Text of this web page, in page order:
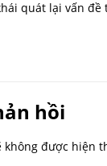
quát lại vấn đề
hồi
được hiện